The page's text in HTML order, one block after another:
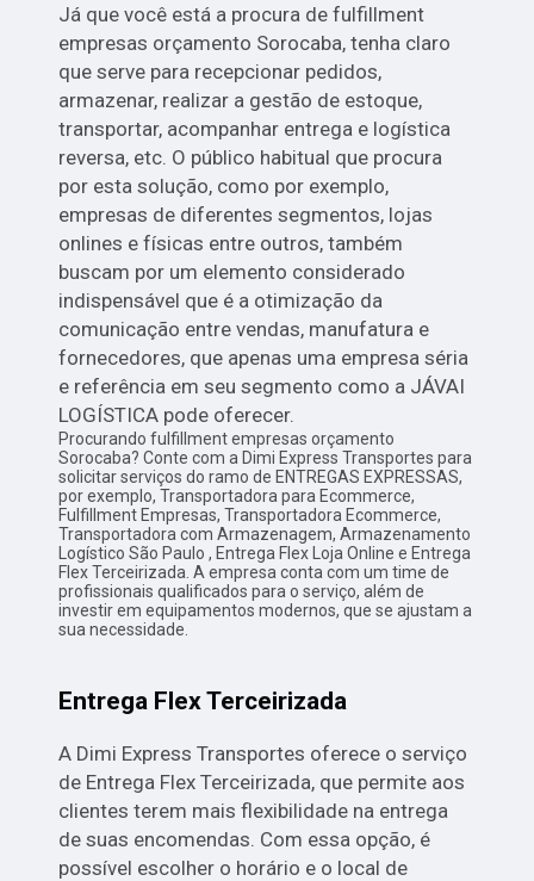
Já que você está a procura de fulfillment
empresas orçamento Sorocaba, tenha claro
que serve para recepcionar pedidos,
armazenar, realizar a gestão de estoque,
transportar, acompanhar entrega e logística
reversa, etc. O público habitual que procura
por esta solução, como por exemplo,
empresas de diferentes segmentos, lojas
onlines e físicas entre outros, também
buscam por um elemento considerado
indispensável que é a otimização da
comunicação entre vendas, manufatura e
fornecedores, que apenas uma empresa séria
e referência em seu segmento como a JÁVAI
LOGÍSTICA pode oferecer.
Procurando fulfillment empresas orçamento
Sorocaba? Conte com a Dimi Express Transportes para
solicitar serviços do ramo de ENTREGAS EXPRESSAS,
por exemplo, Transportadora para Ecommerce,
Fulfillment Empresas, Transportadora Ecommerce,
Transportadora com Armazenagem, Armazenamento
Logístico São Paulo , Entrega Flex Loja Online e Entrega
Flex Terceirizada. A empresa conta com um time de
profissionais qualificados para o serviço, além de
investir em equipamentos modernos, que se ajustam a
sua necessidade.
Entrega Flex Terceirizada
A Dimi Express Transportes oferece o serviço
de Entrega Flex Terceirizada, que permite aos
clientes terem mais flexibilidade na entrega
de suas encomendas. Com essa opção, é
possível escolher o horário e o local de